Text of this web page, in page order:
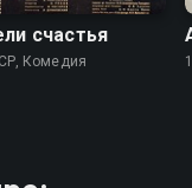
счастья
Комедия